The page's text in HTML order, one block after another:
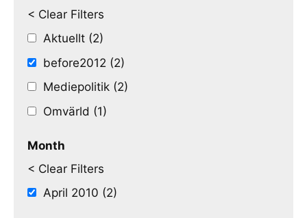
< Clear Filters
Aktuellt (2)
before2012 (2)
Mediepolitik (2)
Omvärld (1)
Month
< Clear Filters
April 2010 (2)